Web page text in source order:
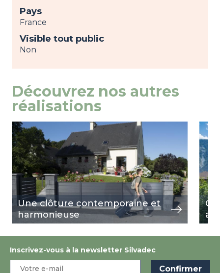
Pays
France
Visible tout public
Non
Découvrez nos autres
réalisations
Une clôture contemporaine et
harmonieuse
Image
voir
au
voir
Inscrivez-vous à la newsletter Silvadec